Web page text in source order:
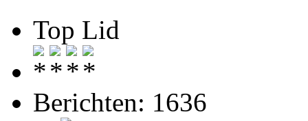
Top Lid
Berichten: 1636